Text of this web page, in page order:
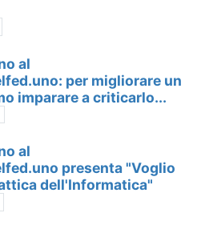
al
per migliorare un
imparare a criticarlo...
al
presenta "Voglio
dell'Informatica"